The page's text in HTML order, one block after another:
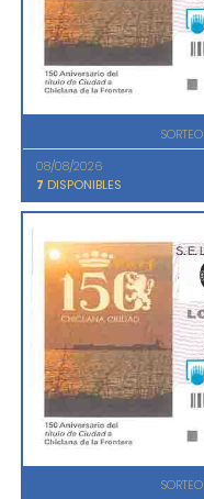
08/08/2026
7 DISPONIBLES